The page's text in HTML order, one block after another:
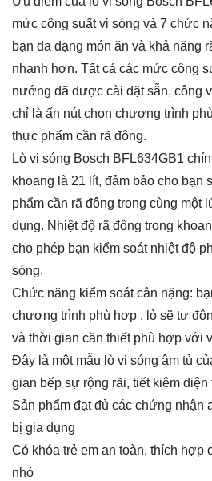
mức công suất vi sóng và 7 chức
bạn đa dạng món ăn và khả năng
nhanh hơn. Tất cả các mức công
nướng đã được cài đặt sẵn, công
chỉ là ấn nút chọn chương trình
thực phẩm cần rã đông.
Lò vi sóng Bosch BFL634GB1
khoang là 21 lít, đảm bảo cho bạn
phẩm cần rã đông trong cùng một
dụng. Nhiệt độ rã đông trong
cho phép bạn kiểm soát nhiệt độ
sóng.
Chức năng kiểm soát cân nặng:
chương trình phù hợp , lò sẽ tự
và thời gian cần thiết phù hợp với
Đây là một mẫu lò vi sóng âm tủ
gian bếp sự rộng rãi, tiết kiệm diện
Sản phẩm đạt đủ các chứng nhận
bị gia dụng
Có khóa trẻ em an toàn, thích hợp
nhỏ